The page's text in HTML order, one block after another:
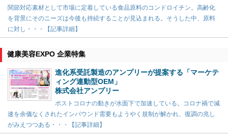
関節対応素材として市場に定着している食品原料のコンドロイチン。高齢化
を背景にそのニーズは今後も持続することが見込まれる。そうした中、原料
に対し・・・【記事詳細】
健康美容EXPO 企業特集
進化系受託製造のアンプリーが提案する「マーケテ
ィング連動型OEM」
株式会社アンプリー
ポストコロナの動きが水面下で加速している。コロナ禍で減
速を余儀なくされたインバウンド需要もようやく規制が解かれ、復調の兆し
がみえつつある・・・【記事詳細】